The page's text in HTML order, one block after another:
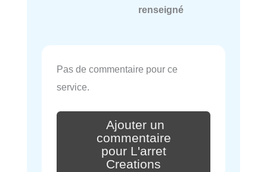
renseigné
Pas de commentaire pour ce
service.
Ajouter un
commentaire
pour L'arret
Creations